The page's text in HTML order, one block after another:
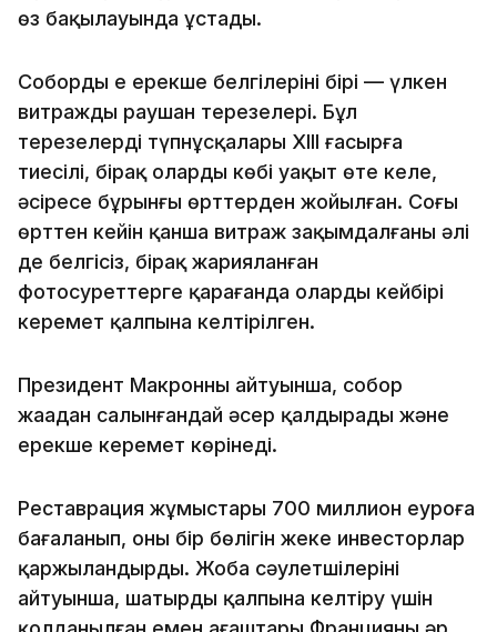
өз бақылауында ұстады.
Собордың ең ерекше белгілерінің бірі — үлкен
витражды раушан терезелері. Бұл
терезелердің түпнұсқалары XIII ғасырға
тиесілі, бірақ олардың көбі уақыт өте келе,
әсіресе бұрынғы өрттерден жойылған. Соңғы
өрттен кейін қанша витраж зақымдалғаны әлі
де белгісіз, бірақ жарияланған
фотосуреттерге қарағанда олардың кейбірі
керемет қалпына келтірілген.
Президент Макронның айтуынша, собор
жаңадан салынғандай әсер қалдырады және
ерекше керемет көрінеді.
Реставрация жұмыстары 700 миллион еуроға
бағаланып, оның бір бөлігін жеке инвесторлар
қаржыландырды. Жоба сәулетшілерінің
айтуынша, шатырды қалпына келтіру үшін